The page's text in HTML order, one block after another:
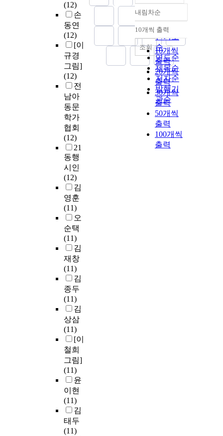
(12)
손
동연
(12)
[이
규경
그림]
(12)
전
남아
동문
학가
협회
(12)
21
동행
시인
(12)
김
영훈
(11)
오
순택
(11)
김
재창
(11)
김
종두
(11)
김
상삼
(11)
[이
철희
그림]
(11)
윤
이현
(11)
김
태두
(11)
정확도
순
인기도
순
연도순
제목순
저자순
발행기
관순
내림차순
내림차순
10개씩 출력
10개씩
출력
20개씩
출력
30개씩
출력
50개씩
출력
100개씩
출력
조회